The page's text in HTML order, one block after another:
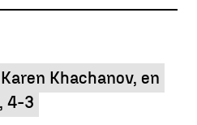
Khachanov, en
4-3